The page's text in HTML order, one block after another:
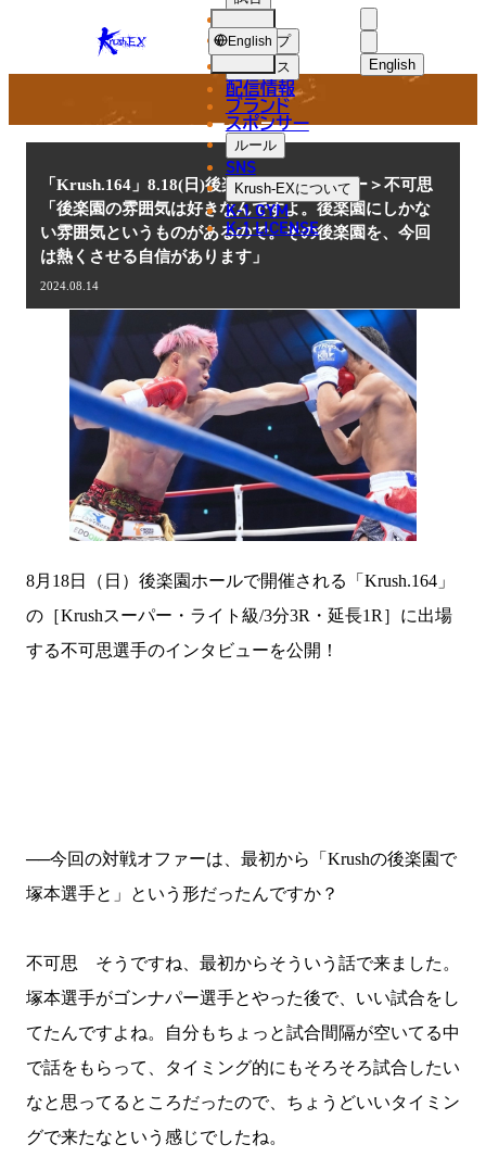
KRUSH-
EX
English
한국어
中文（简体
ไทย
ショップ
ニュース
配信情報
ブランド
スポンサー
ルール
SNS
Krush-EXについて
K-1 GYM
K-1 LICENSE
English
NEWS
ニュース
「Krush.164」8.18(日)後楽園＜インタビュー＞不可思
「後楽園の雰囲気は好きなんですよ。後楽園にしかな
い雰囲気というものがあるので。その後楽園を、今回
は熱くさせる自信があります」
2024.08.14
8月 18日（日）後楽園ホールで開催される「 Krush.164 」
の［Krushスーパー・ライト級/3分3R ・延長1R ］に出場
する不可思選手のインタビューを公開！
──今回の対戦オファーは、最初から「 Krushの後楽園で
塚本選手と」という形だったんですか？
不可思 そうですね、最初からそういう話で来ました。
塚本選手がゴンナパー選手とやった後で、いい試合をし
てたんですよね。自分もちょっと試合間隔が空いてる中
で話をもらって、タイミング的にもそろそろ試合したい
なと思ってるところだったので、ちょうどいいタイミン
グで来たなという感じでしたね。